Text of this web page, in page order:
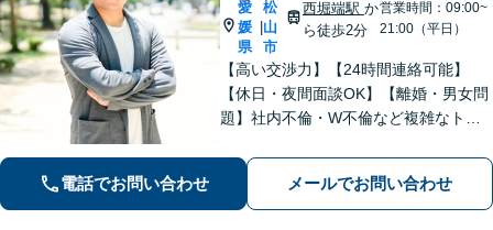
愛
媛
県
松
山
市
西堀端駅 か
ら徒歩2分
営業時間：09:00~
21:00（平日）
【高い交渉力】【24時間連絡可能】
【休日・夜間面談OK】【離婚・男女問
題】社内不倫・W不倫など複雑なトラ
求や退職代行もお受けします。【刑事
事件】刑事事件は１分１秒が勝負で
す。迅速に対応します。
電話でお問い合わせ メールでお問い合わせ